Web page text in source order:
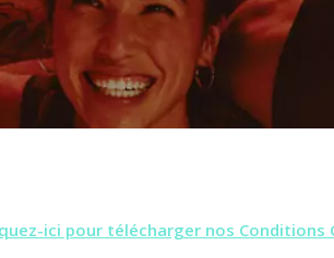
ici pour télécharger nos Conditions